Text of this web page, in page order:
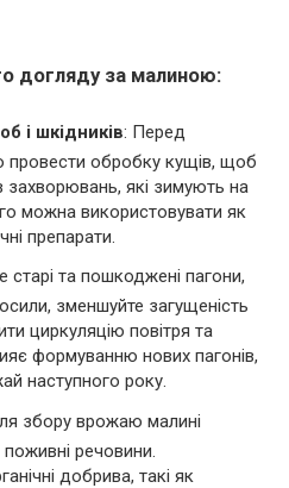
догляду за малиною:
і шкідників: Перед
обробку кущів, щоб
захворювань, які зимують на
можна використовувати як
препарати.
старі та пошкоджені пагони,
зменшуйте загущеність
циркуляцію повітря та
формуванню нових пагонів,
наступного року.
збору врожаю малині
поживні речовини.
добрива, такі як